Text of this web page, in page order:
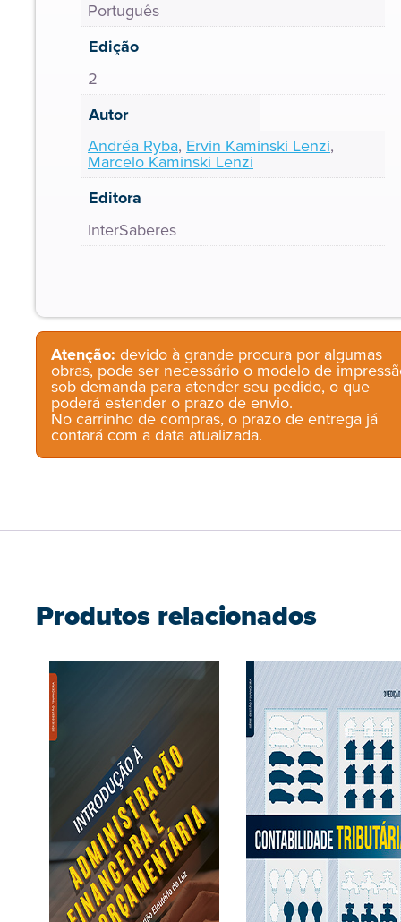
Português
Edição
2
Autor
Andréa Ryba, Ervin Kaminski Lenzi,
Marcelo Kaminski Lenzi
Editora
InterSaberes
Atenção: devido à grande procura por algumas
obras, pode ser necessário o modelo de
sob demanda para atender seu pedido, o que
poderá estender o prazo de envio.
No carrinho de compras, o prazo de entrega já
contará com a data atualizada.
Produtos relacionados